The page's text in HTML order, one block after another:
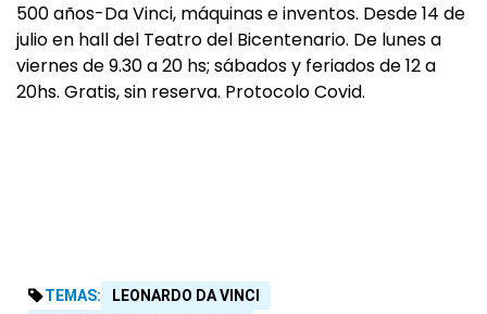
500 años-Da Vinci, máquinas e inventos. Desde 14 de
julio en hall del Teatro del Bicentenario. De lunes a
viernes de 9.30 a 20 hs; sábados y feriados de 12 a
20hs. Gratis, sin reserva. Protocolo Covid.
TEMAS:
LEONARDO DA VINCI